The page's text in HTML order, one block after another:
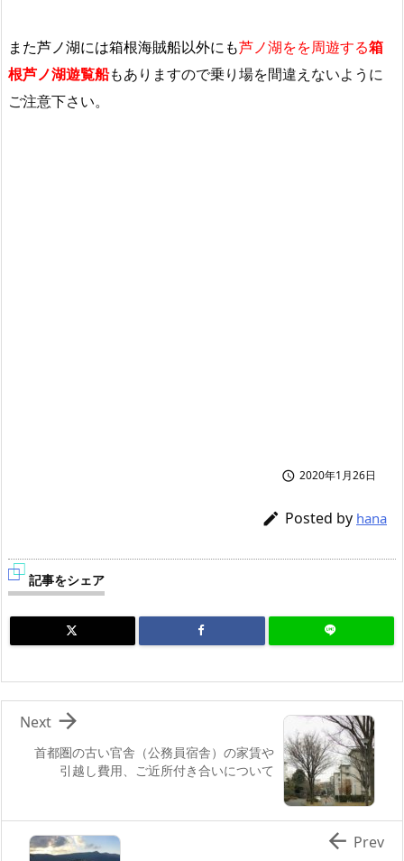
また芦ノ湖には箱根海賊船以外にも芦ノ湖をを周遊する箱
根芦ノ湖遊覧船もありますので乗り場を間違えないように
ご注意下さい。
 2020年1月26日
 Posted by hana
記事をシェア
首都圏の古い官舎（公務員宿舎）の家賃や
引越し費用、ご近所付き合いについて

Next
 Prev